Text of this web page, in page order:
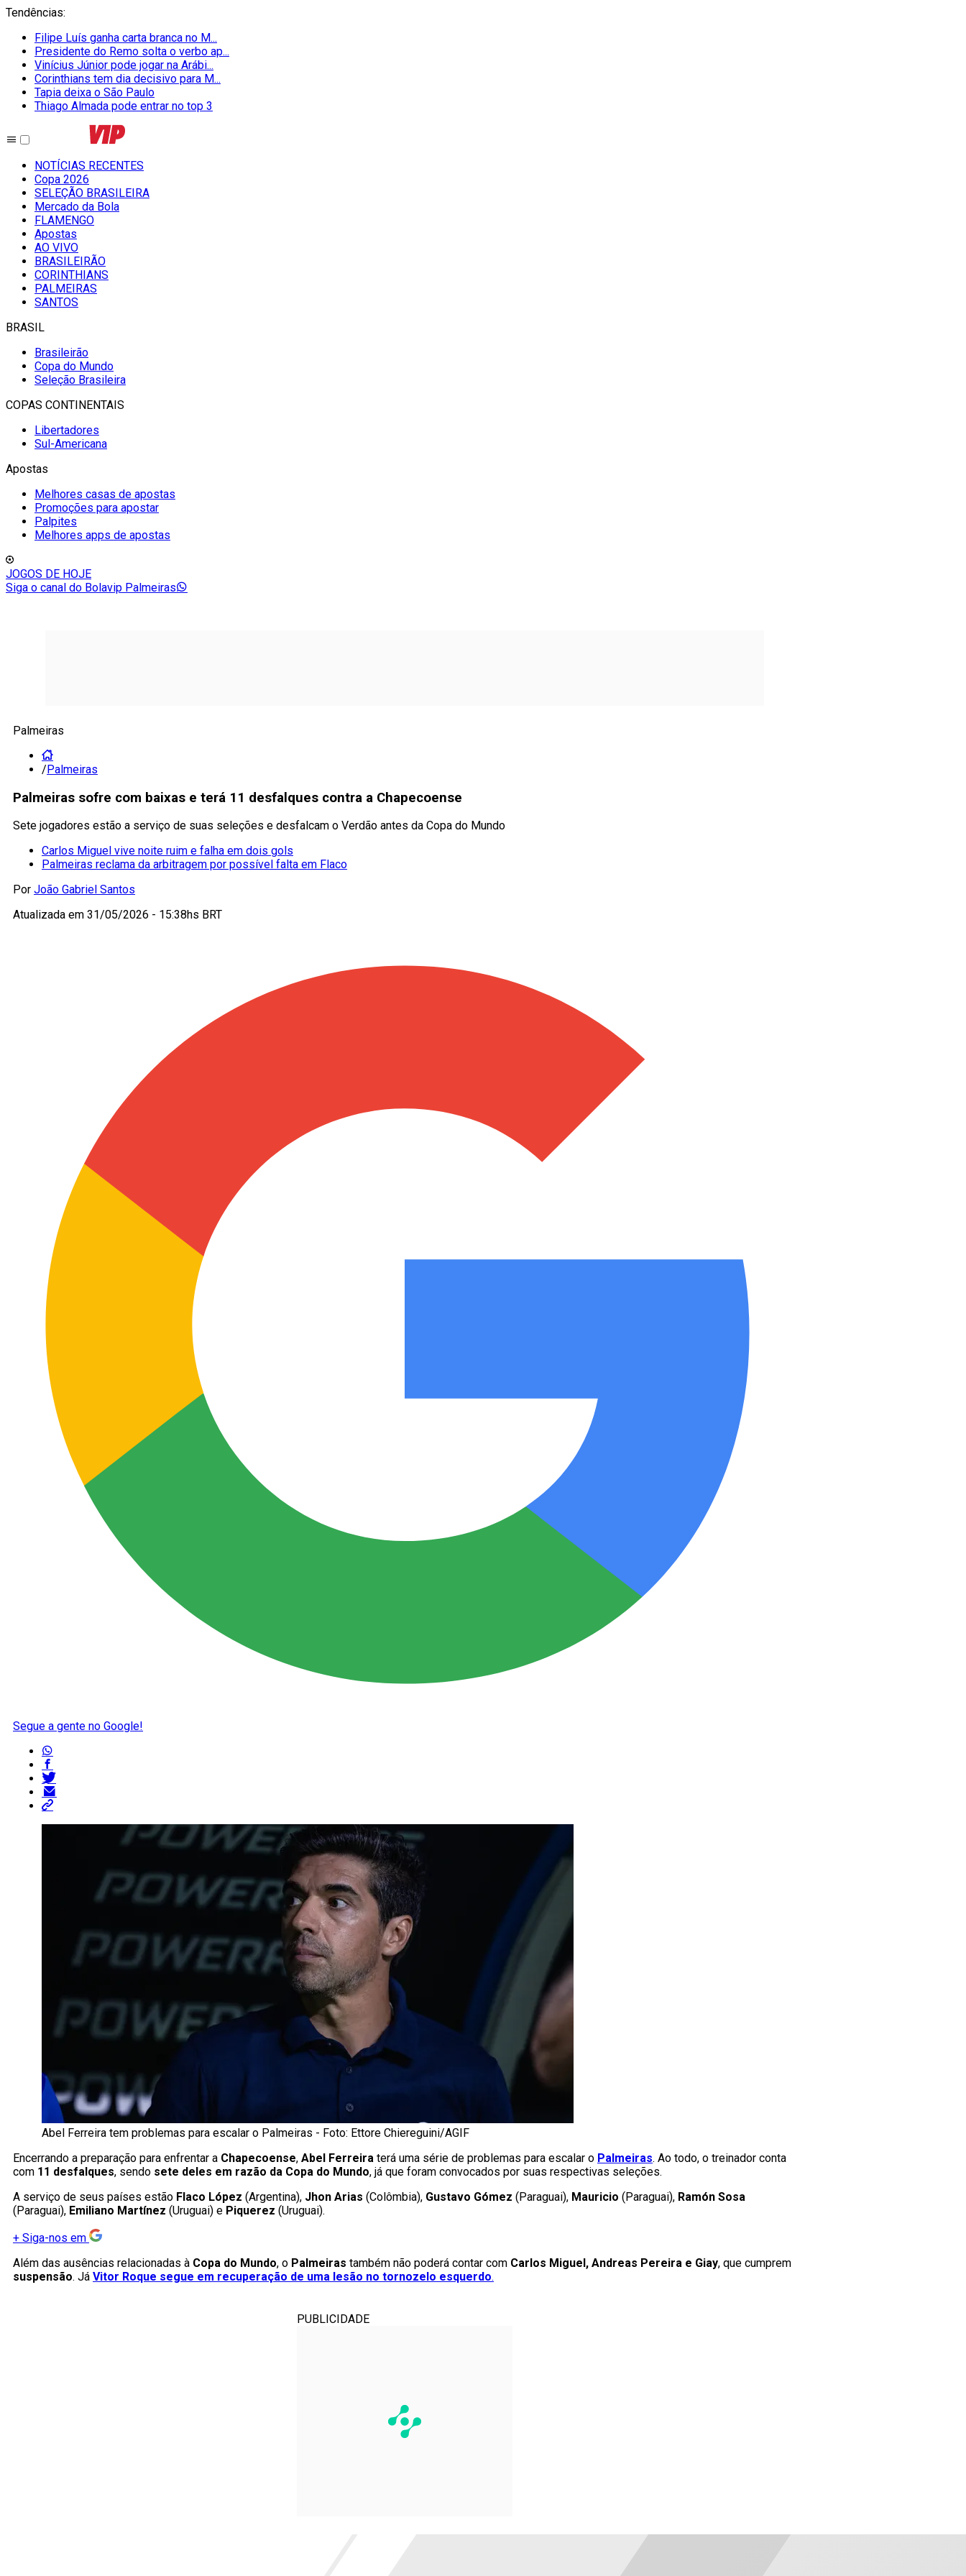
Tendências:
Filipe Luís ganha carta branca no M...
Presidente do Remo solta o verbo ap...
Vinícius Júnior pode jogar na Arábi...
Corinthians tem dia decisivo para M...
Tapia deixa o São Paulo
Thiago Almada pode entrar no top 3
NOTÍCIAS RECENTES
Copa 2026
SELEÇÃO BRASILEIRA
Mercado da Bola
FLAMENGO
Apostas
AO VIVO
BRASILEIRÃO
CORINTHIANS
PALMEIRAS
SANTOS
BRASIL
Brasileirão
Copa do Mundo
Seleção Brasileira
COPAS CONTINENTAIS
Libertadores
Sul-Americana
Apostas
Melhores casas de apostas
Promoções para apostar
Palpites
Melhores apps de apostas
JOGOS DE HOJE
Siga o canal do Bolavip Palmeiras
Palmeiras
/Palmeiras
Palmeiras sofre com baixas e terá 11 desfalques contra a Chapecoense
Sete jogadores estão a serviço de suas seleções e desfalcam o Verdão antes da Copa do Mundo
Carlos Miguel vive noite ruim e falha em dois gols
Palmeiras reclama da arbitragem por possível falta em Flaco
Por João Gabriel Santos
Atualizada em 31/05/2026 - 15:38hs BRT
Segue a gente no Google!
Abel Ferreira tem problemas para escalar o Palmeiras - Foto: Ettore Chiereguini/AGIF
Encerrando a preparação para enfrentar a Chapecoense, Abel Ferreira terá uma série de problemas para escalar o Palmeiras. Ao todo, o treinador conta
com 11 desfalques, sendo sete deles em razão da Copa do Mundo, já que foram convocados por suas respectivas seleções.
A serviço de seus países estão Flaco López (Argentina), Jhon Arias (Colômbia), Gustavo Gómez (Paraguai), Mauricio (Paraguai), Ramón Sosa
(Paraguai), Emiliano Martínez (Uruguai) e Piquerez (Uruguai).
+ Siga-nos em
Além das ausências relacionadas à Copa do Mundo, o Palmeiras também não poderá contar com Carlos Miguel, Andreas Pereira e Giay, que cumprem
suspensão. Já Vitor Roque segue em recuperação de uma lesão no tornozelo esquerdo.
PUBLICIDADE